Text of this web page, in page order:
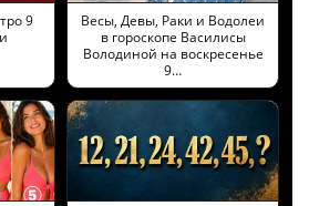
9
Весы, Девы, Раки и Водолеи
в гороскопе Василисы
Володиной на воскресенье
9…